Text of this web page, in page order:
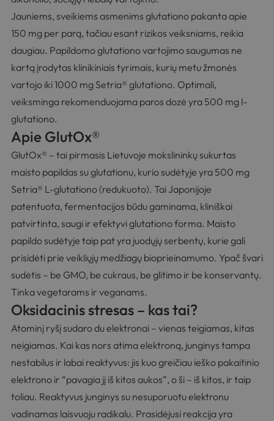
Jauniems, sveikiems asmenims glutationo pakanta apie
150 mg per parą, tačiau esant rizikos veiksniams, reikia
daugiau. Papildomo glutationo vartojimo saugumas ne
kartą įrodytas klinikiniais tyrimais, kurių metu žmonės
vartojo iki 1000 mg Setria® glutationo. Optimali,
veiksminga rekomenduojama paros dozė yra 500 mg l-
glutationo.
Apie GlutOx®
GlutOx® – tai pirmasis Lietuvoje mokslininkų sukurtas
maisto papildas su glutationu, kurio sudėtyje yra 500 mg
Setria® L-glutationo (redukuoto). Tai Japonijoje
patentuota, fermentacijos būdu gaminama, kliniškai
patvirtinta, saugi ir efektyvi glutationo forma. Maisto
papildo sudėtyje taip pat yra juodųjų serbentų, kurie gali
prisidėti prie veikliųjų medžiagų bioprieinamumo. Ypač švari
sudėtis – be GMO, be cukraus, be glitimo ir be konservantų.
Tinka vegetarams ir veganams.
Oksidacinis stresas – kas tai?
Atominį ryšį sudaro du elektronai – vienas teigiamas, kitas
neigiamas. Kai kas nors atima elektroną, junginys tampa
nestabilus ir labai reaktyvus: jis kuo greičiau ieško pakaitinio
elektrono ir “pavagia jį iš kitos aukos”, o ši – iš kitos, ir taip
toliau. Reaktyvus junginys su nesuporuotu elektronu
vadinamas laisvuoju radikalu. Prasidėjusi reakcija yra